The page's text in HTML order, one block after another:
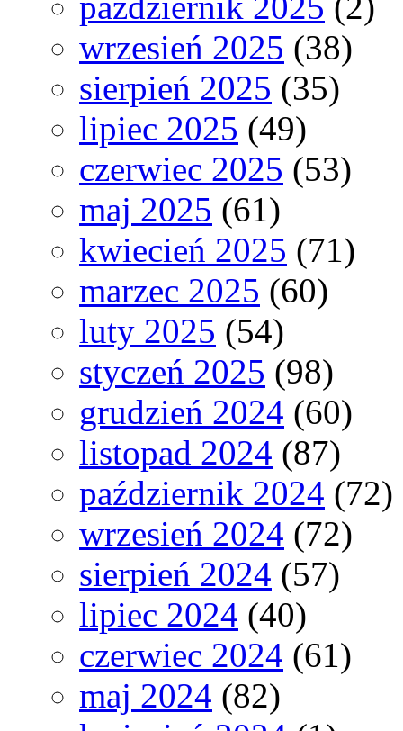
wrzesień 2025 (38)
sierpień 2025 (35)
lipiec 2025 (49)
czerwiec 2025 (53)
maj 2025 (61)
kwiecień 2025 (71)
marzec 2025 (60)
luty 2025 (54)
styczeń 2025 (98)
grudzień 2024 (60)
listopad 2024 (87)
październik 2024 (72)
wrzesień 2024 (72)
sierpień 2024 (57)
lipiec 2024 (40)
czerwiec 2024 (61)
maj 2024 (82)